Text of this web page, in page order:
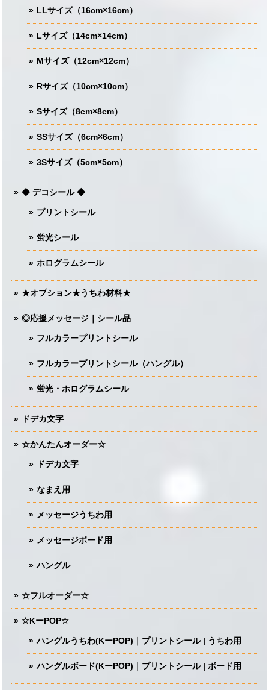
LLサイズ（16cm×16cm）
Lサイズ（14cm×14cm）
Mサイズ（12cm×12cm）
Rサイズ（10cm×10cm）
Sサイズ（8cm×8cm）
SSサイズ（6cm×6cm）
3Sサイズ（5cm×5cm）
◆ デコシール ◆
プリントシール
蛍光シール
ホログラムシール
★オプション★うちわ材料★
◎応援メッセージ｜シール品
フルカラープリントシール
フルカラープリントシール（ハングル）
蛍光・ホログラムシール
ドデカ文字
☆かんたんオーダー☆
ドデカ文字
なまえ用
メッセージうちわ用
メッセージボード用
ハングル
☆フルオーダー☆
☆KーPOP☆
ハングルうちわ(KーPOP)｜プリントシール | うちわ用
ハングルボード(KーPOP)｜プリントシール | ボード用